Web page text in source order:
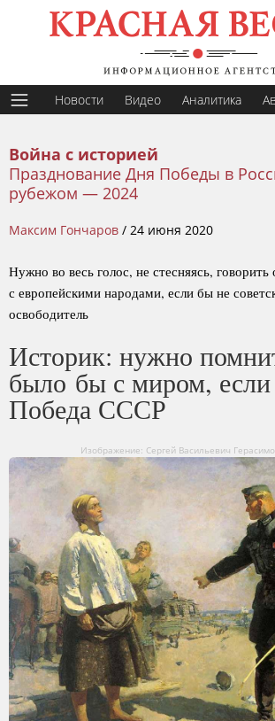
Новости Видео Аналитика
Война с историей
Празднование Дня Победы в
рубежом — 2024
Максим Гончаров / 24 июня 2020
Нужно во весь голос, не стесняясь,
с европейскими народами, если бы не
освободитель
Историк: нужно
было бы с миром,
Победа СССР
Изображение: Сергей Васильевич